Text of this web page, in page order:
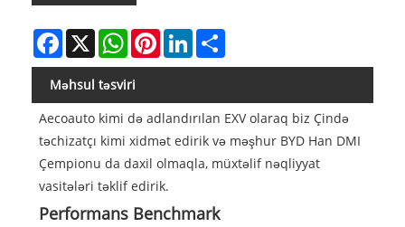
Facebook
X WhatsAppPinterestLinkedIn
Məhsul təsviri
Aecoauto kimi də adlandırılan EXV olaraq biz Çində
təchizatçı kimi xidmət edirik və məşhur BYD Han DMI
Çempionu da daxil olmaqla, müxtəlif nəqliyyat
vasitələri təklif edirik.
Performans Benchmark